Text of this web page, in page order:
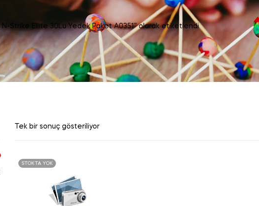
N-Strike Ellite 30Lu Yedek Paket A0351” olarak etiketlendi
Tek bir sonuç gösteriliyor
STOKTA YOK